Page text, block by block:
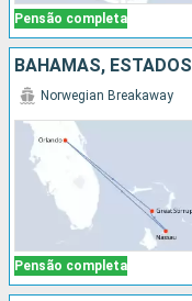
Pensão completa
BAHAMAS,
Pensão completa
Norwegian Breakaway